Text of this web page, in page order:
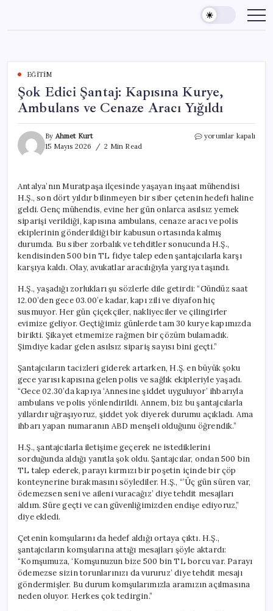
content
EĞITIM
Şok Edici Şantaj: Kapısına Kurye,
Ambulans ve Cenaze Aracı Yığıldı
By Ahmet Kurt
15 Mayıs 2026
2 Min Read
Şok
Ambulans
ve
Cenaze
Aracı
Yığıldı
için
yorumlar kapalı
Antalya’nın Muratpaşa ilçesinde yaşayan inşaat mühendisi
H.Ş., son dört yıldır bilinmeyen bir siber çetenin hedefi haline
geldi. Genç mühendis, evine her gün onlarca asılsız yemek
siparişi verildiği, kapısına ambulans, cenaze aracı ve polis
ekiplerinin gönderildiği bir kabusun ortasında kalmış
durumda. Bu siber zorbalık ve tehditler sonucunda H.Ş.,
kendisinden 500 bin TL fidye talep eden şantajcılarla karşı
karşıya kaldı. Olay, avukatlar aracılığıyla yargıya taşındı.
H.Ş., yaşadığı zorlukları şu sözlerle dile getirdi: “Gündüz saat
12.00’den gece 03.00’e kadar, kapı zili ve diyafon hiç
susmuyor. Her gün çiçekçiler, nakliyeciler ve çilingirler
evimize geliyor. Geçtiğimiz günlerde tam 30 kurye kapımızda
birikti. Şikayet etmemize rağmen bir çözüm bulamadık.
Şimdiye kadar gelen asılsız sipariş sayısı bini geçti.”
Şantajcıların tacizleri giderek artarken, H.Ş. en büyük şoku
gece yarısı kapısına gelen polis ve sağlık ekipleriyle yaşadı.
“Gece 02.30’da kapıya ‘Annesine şiddet uyguluyor’ ihbarıyla
ambulans ve polis yönlendirildi. Annem, biz bu şantajcılarla
yıllardır uğraşıyoruz, şiddet yok diyerek durumu açıkladı. Ama
ihbarı yapan numaranın ABD menşeli olduğunu öğrendik.”
H.Ş., şantajcılarla iletişime geçerek ne istediklerini
sorduğunda aldığı yanıtla şok oldu. Şantajcılar, ondan 500 bin
TL talep ederek, parayı kırmızı bir poşetin içinde bir çöp
konteynerine bırakmasını söylediler. H.Ş., “’Üç gün süren var,
ödemezsen seni ve aileni vuracağız’ diye tehdit mesajları
aldım. Süre geçti ve can güvenliğimizden endişe ediyoruz,”
diye ekledi.
Çetenin komşularını da hedef aldığı ortaya çıktı. H.Ş.,
şantajcıların komşularına attığı mesajları şöyle aktardı:
“Komşumuza, ‘Komşunuzun bize 500 bin TL borcu var. Parayı
ödemezse sizin torunlarınızı da vururuz’ diye tehdit mesajı
göndermişler. Bu durum komşularımızla aramızın açılmasına
neden oluyor. Herkes çok tedirgin.”